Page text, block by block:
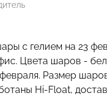
с гелием на 23
Цвета шаров -
Размер
Hi-Float,